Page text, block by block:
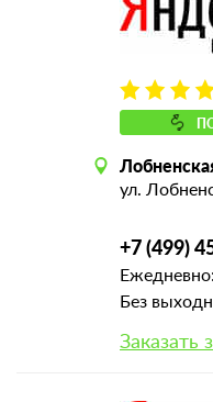
ул.
+7 (499)
Без
Заказать